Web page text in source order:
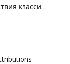
Вопросы и ответы по завершению действия классической лицензии